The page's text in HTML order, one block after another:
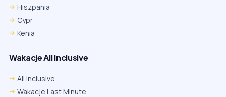
Hiszpania
Cypr
Kenia
Wakacje All Inclusive
All Inclusive
Wakacje Last Minute